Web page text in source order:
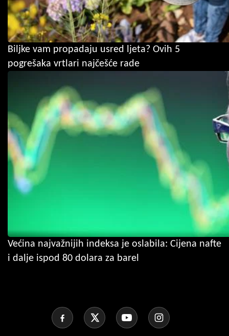
Biljke vam propadaju usred ljeta? Ovih 5
pogrešaka vrtlari najčešće rade
Većina najvažnijih indeksa je oslabila: Cijena nafte
i dalje ispod 80 dolara za barel